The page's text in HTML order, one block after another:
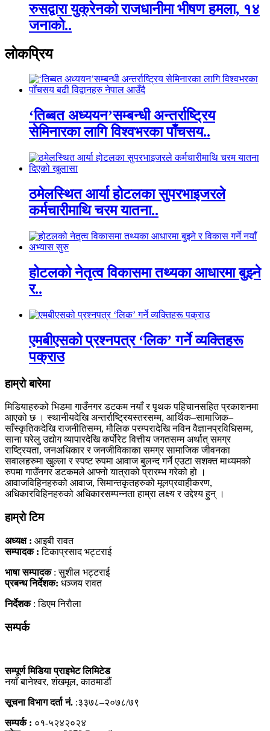
रुसद्वारा युक्रेनको राजधानीमा भीषण हमला, १४
जनाको..
लाेकप्रिय
‘तिब्बत अध्ययन’सम्बन्धी अन्तर्राष्ट्रिय
सेमिनारका लागि विश्वभरका पाँचसय..
ठमेलस्थित आर्या होटलका सुपरभाइजरले
कर्मचारीमाथि चरम यातना..
होटलको नेतृत्व विकासमा तथ्यका आधारमा बुझ्ने
र..
एमबीएसको प्रश्नपत्र ‘लिक’ गर्ने व्यक्तिहरू
पक्राउ
हाम्रो बारेमा
मिडियाहरुको भिडमा गाउँनगर डटकम नयाँ र पृथक पहिचानसहित प्रकाशनमा
आएको छ । स्थानीयदेखि अन्तर्राष्ट्रियस्तरसम्म, आर्थिक–सामाजिक–
साँस्कृतिकदेखि राजनीतिसम्म, मौलिक परम्परादेखि नविन वैज्ञानप्रविधिसम्म,
साना घरेलु उद्योग व्यापारदेखि कर्पोरेट वित्तीय जगतसम्म अर्थात् समग्र
राष्ट्रियता, जनअधिकार र जनजीविकाका समग्र सामाजिक जीवनका
सवालहरुमा खुल्ला र स्पष्ट रुपमा आवाज बुलन्द गर्ने एउटा सशक्त माध्यमको
रुपमा गाउँनगर डटकमले आफ्नो यात्राको प्रारम्भ गरेको हो ।
आवाजविहिनहरुको आवाज, सिमान्तकृतहरुको मूलप्रवाहीकरण,
अधिकारविहिनहरुको अधिकारसम्पन्नता हाम्रा लक्ष्य र उद्देश्य हुन् ।
हाम्राे टिम
अध्यक्ष : आइबी रावत
सम्पादक :टिकाप्रसाद भट्टराई
भाषा सम्पादक: सुशील भट्टराई
प्रबन्ध निर्देशक: धञ्जय रावत
निर्देशक: डिएम निराैला
सम्पर्क
सम्पूर्ण मिडिया प्राइभेट लिमिटेड
नयाँ बानेश्वर, शंखमूल, काठमाडौं
सूचना विभाग दर्ता नं. :३३७८–२०७८/७९
सम्पर्क : ०१-५२४२०२४